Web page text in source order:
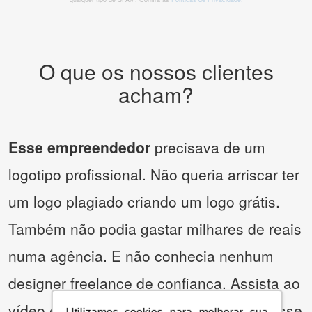
O que os nossos clientes
acham?
Esse empreendedor precisava de um
logotipo profissional. Não queria arriscar ter
um logo plagiado criando um logo grátis.
Também não podia gastar milhares de reais
numa agência. E não conhecia nenhum
designer freelance de confiança. Assista ao